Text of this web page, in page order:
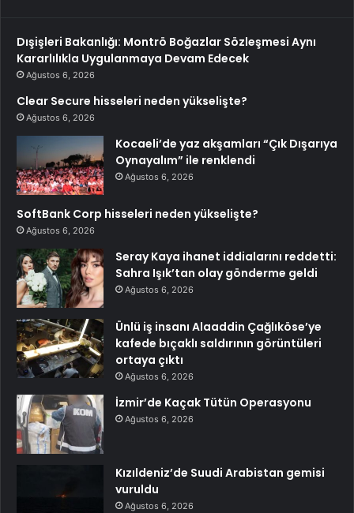
Dışişleri Bakanlığı: Montrö Boğazlar Sözleşmesi Aynı
Kararlılıkla Uygulanmaya Devam Edecek
Ağustos 6, 2026
Clear Secure hisseleri neden yükselişte?
Ağustos 6, 2026
Kocaeli’de yaz akşamları “Çık Dışarıya
Oynayalım” ile renklendi
Ağustos 6, 2026
SoftBank Corp hisseleri neden yükselişte?
Ağustos 6, 2026
Seray Kaya ihanet iddialarını reddetti:
Sahra Işık’tan olay gönderme geldi
Ağustos 6, 2026
Ünlü iş insanı Alaaddin Çağlıköse’ye
kafede bıçaklı saldırının görüntüleri
ortaya çıktı
Ağustos 6, 2026
İzmir’de Kaçak Tütün Operasyonu
Ağustos 6, 2026
Kızıldeniz’de Suudi Arabistan gemisi
vuruldu
Ağustos 6, 2026